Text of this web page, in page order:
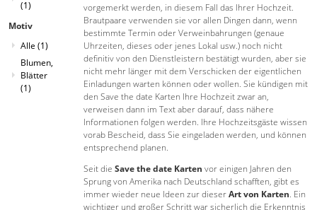
vorgemerkt werden, in diesem Fall das Ihrer Hochzeit.
Brautpaare verwenden sie vor allen Dingen dann, wenn
bestimmte Termin oder Verweinbahrungen (genaue
Uhrzeiten, dieses oder jenes Lokal usw.) noch nicht
definitiv von den Dienstleistern bestätigt wurden, aber sie
nicht mehr länger mit dem Verschicken der eigentlichen
Einladungen warten können oder wollen. Sie kündigen mit
den Save the date Karten Ihre Hochzeit zwar an,
verweisen dann im Text aber darauf, dass nähere
Informationen folgen werden. Ihre Hochzeitsgäste wissen
vorab Bescheid, dass Sie eingeladen werden, und können
entsprechend planen.
Seit die Save the date Karten vor einigen Jahren den
Sprung von Amerika nach Deutschland schafften, gibt es
immer wieder neue Ideen zur dieserArt von Karten. Ein
wichtiger und großer Schritt war sicherlich die Erkenntnis
(1)
Motiv
Alle (1)
Blumen,
Blätter
(1)